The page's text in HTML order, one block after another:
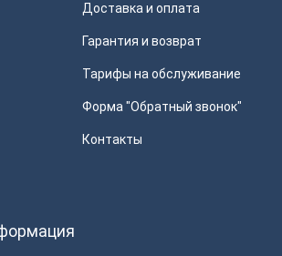
Доставка и оплата
Гарантия и возврат
Тарифы на обслуживание
Форма "Обратный звонок"
Контакты